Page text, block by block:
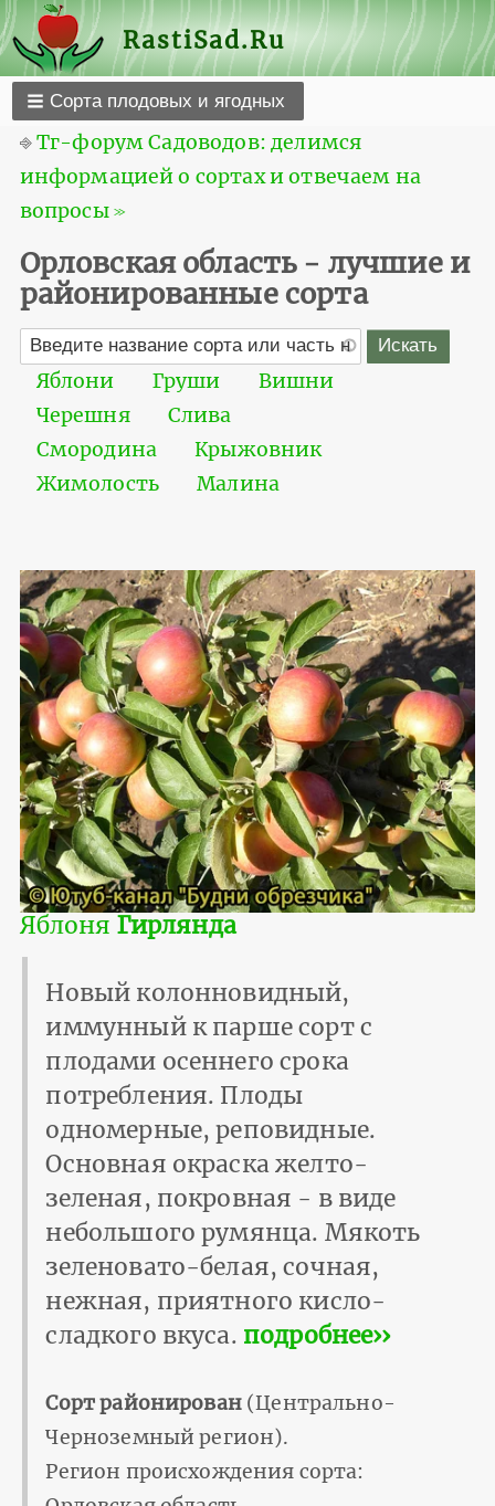
RastiSad.Ru
Сорта плодовых и ягодных
⎆Тг-форум Садоводов: делимся
информацией о сортах и отвечаем на
вопросы ≫
Орловская область - лучшие и
районированные сорта
Яблони Груши
Вишни
Черешня
Слива
Смородина
Крыжовник
Жимолость
Малина
Яблоня Гирлянда
Новый колонновидный,
иммунный к парше сорт с
плодами осеннего срока
потребления. Плоды
одномерные, реповидные.
Основная окраска желто-
зеленая, покровная - в виде
небольшого румянца. Мякоть
зеленовато-белая, сочная,
нежная, приятного кисло-
сладкого вкуса. подробнее››
Сорт районирован(Центрально-
Черноземный регион).
Регион происхождения сорта: